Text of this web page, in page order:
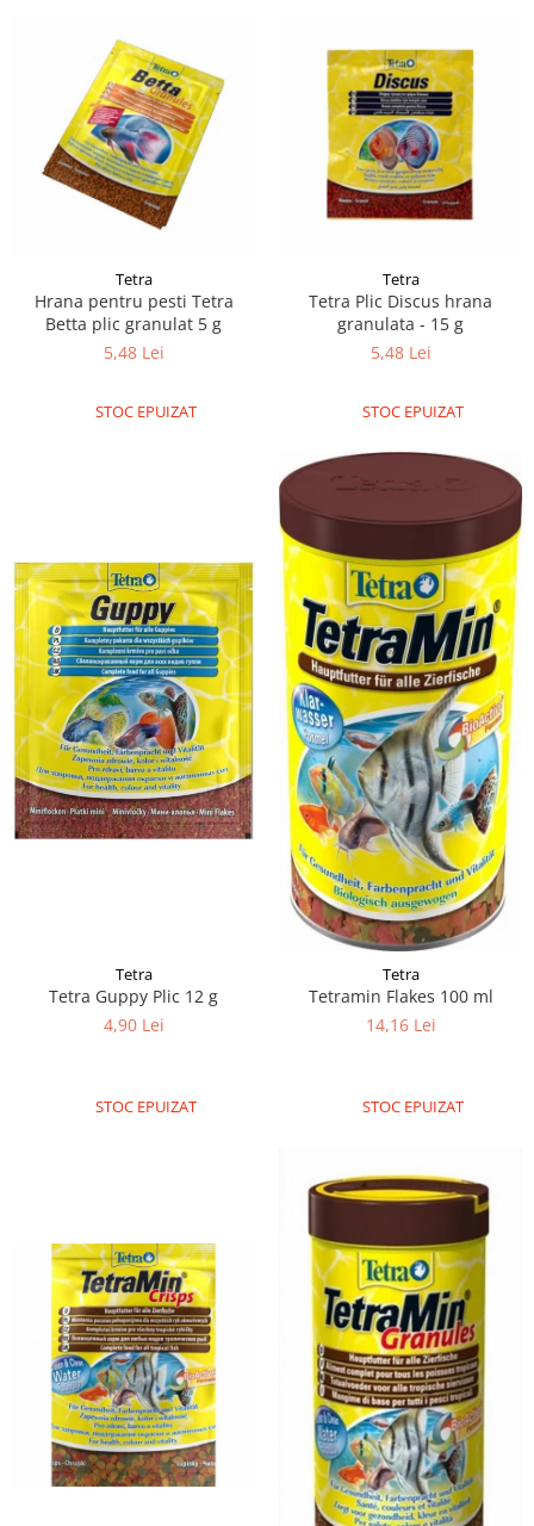
Tetra
Hrana pentru pesti Tetra
Betta plic granulat 5 g
5,48 Lei
STOC EPUIZAT
Tetra
Tetra Plic Discus hrana
granulata - 15 g
5,48 Lei
STOC EPUIZAT
Tetra
Tetra Guppy Plic 12 g
4,90 Lei
STOC EPUIZAT
Tetra
Tetramin Flakes 100 ml
14,16 Lei
STOC EPUIZAT